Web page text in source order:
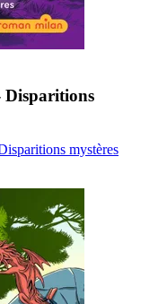
Disparitions
mystères